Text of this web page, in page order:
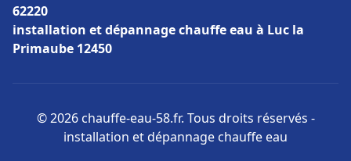
62220
installation et dépannage chauffe eau à Luc la
Primaube 12450
© 2026 chauffe-eau-58.fr. Tous droits réservés -
installation et dépannage chauffe eau